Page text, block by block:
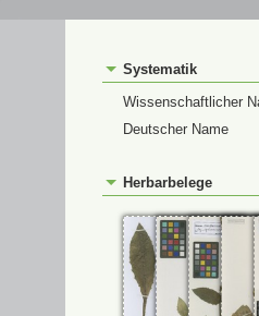
Systematik
Wissenschaftlicher
Deutscher Name
Herbarbelege